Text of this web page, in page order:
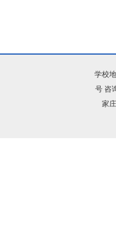
学校
号 咨
家